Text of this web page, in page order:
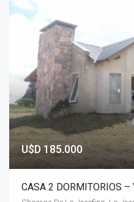
U$D 185.000